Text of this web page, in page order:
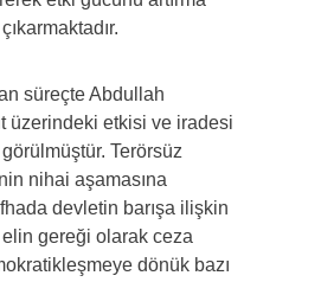
süreçte Abdullah
üzerindeki etkisi ve iradesi
Terörsüz
nihai aşamasına
devletin barışa ilişkin
elin gereği olarak ceza
dönük bazı